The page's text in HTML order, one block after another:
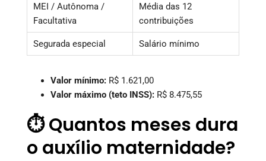
MEI / Autônoma /
Facultativa
Média das 12
contribuições
Segurada especial Salário mínimo
Valor mínimo: R$ 1.621,00
Valor máximo (teto INSS): R$ 8.475,55
⏱️ Quantos meses dura
o auxílio maternidade?